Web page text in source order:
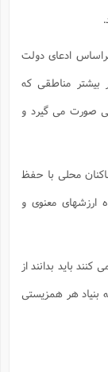
ادعای دولت
مناطقی که
صورت می گیرد و
محلی با حفظ
ارزشهای معنوی و
باید بدانند از
هر همزیستی